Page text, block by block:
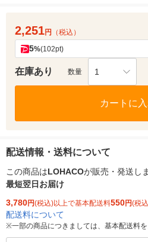
2,251円 （税込）
5%(102pt)
在庫あり 数量 1
カートに
配送情報・送料について
この商品はLOHACOが販売・発送し
最短翌日お届け
3,780円(税込)以上で基本配送料550円(税
配送料について
※一部の商品につきましては、基本配送料を